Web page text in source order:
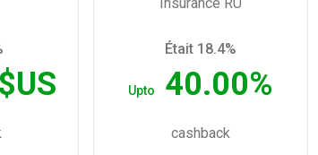
Était 18.4%
Upto 40.00%
cashback